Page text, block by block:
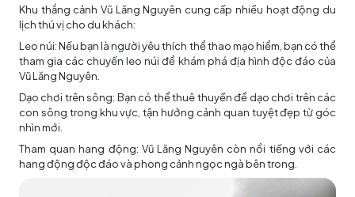
Khu thắng cảnh Vũ Lăng Nguyên cung cấp nhiều hoạt động du
lịch thú vị cho du khách:
Leo núi: Nếu bạn là người yêu thích thể thao mạo hiểm, bạn có thể
tham gia các chuyến leo núi để khám phá địa hình độc đáo của
Vũ Lăng Nguyên.
Dạo chơi trên sông: Bạn có thể thuê thuyền để dạo chơi trên các
con sông trong khu vực, tận hưởng cảnh quan tuyệt đẹp từ góc
nhìn mới.
Tham quan hang động: Vũ Lăng Nguyên còn nổi tiếng với các
hang động độc đáo và phong cảnh ngọc ngà bên trong.